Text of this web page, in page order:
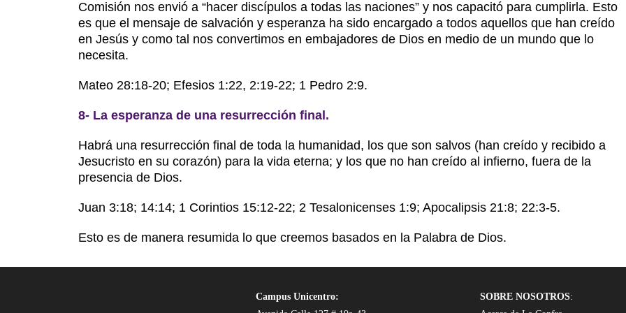
Comisión nos envió a “hacer discípulos a todas las naciones” y nos capacitó para cumplirla. Esto
es que el mensaje de salvación y esperanza ha sido encargado a todos aquellos que han creído
en Jesús y como tal nos convertimos en embajadores de Dios en medio de un mundo que lo
necesita.
Mateo 28:18-20; Efesios 1:22, 2:19-22; 1 Pedro 2:9.
8- La esperanza de una resurrección final.
Habrá una resurrección final de toda la humanidad, los que son salvos (han creído y recibido a
Jesucristo en su corazón) para la vida eterna; y los que no han creído al infierno, fuera de la
presencia de Dios.
Juan 3:18; 14:14; 1 Corintios 15:12-22; 2 Tesalonicenses 1:9; Apocalipsis 21:8; 22:3-5.
Esto es de manera resumida lo que creemos basados en la Palabra de Dios.
Campus Unicentro:
SOBRE NOSOTROS: